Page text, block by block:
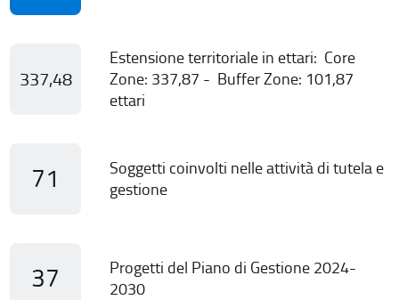
337,48
Estensione territoriale in ettari: Core
Zone: 337,87 - Buffer Zone: 101,87
ettari
71
Soggetti coinvolti nelle attività di tutela e
gestione
37
Progetti del Piano di Gestione 2024-
2030